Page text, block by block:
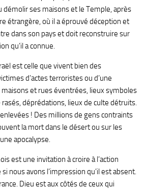
démolir ses maisons et le Temple, après
étrangère, où il a éprouvé déception et
dans son pays et doit reconstruire sur
qu’il a connue.
est celle que vivent bien des
d’actes terroristes ou d’une
et rues éventrées, lieux symboles
rasés, déprédations, lieux de culte détruits.
! Des millions de gens contraints
la mort dans le désert ou sur les
apocalypse.
est une invitation à croire à l’action
nous avons l’impression qu’il est absent.
Dieu est aux côtés de ceux qui